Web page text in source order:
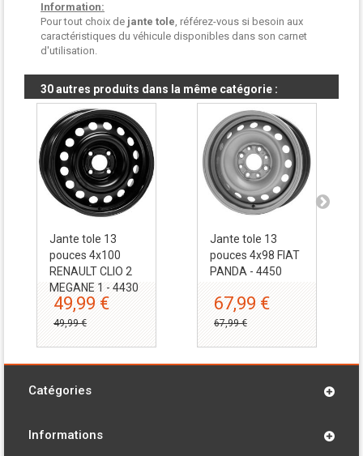
Information:
Pour tout choix de jante tole, référez-vous si besoin aux
caractéristiques du véhicule disponibles dans son carnet
d'utilisation.
30 autres produits dans la même catégorie :
Jante tole 13
pouces 4x100
RENAULT CLIO 2
MEGANE 1 - 4430
49,99 €
49,99 €
Jante tole 13
pouces 4x98 FIAT
PANDA - 4450
67,99 €
67,99 €
Catégories
Informations